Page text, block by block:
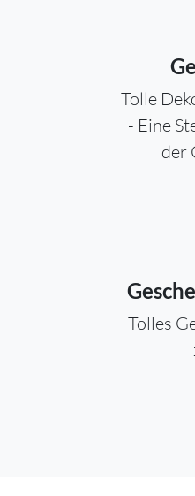
Tolle
- Eine
der
Tolles